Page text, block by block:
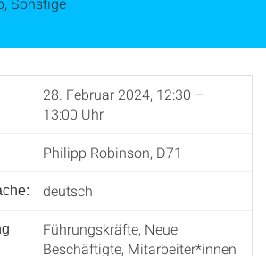
28. Februar 2024, 12:30 –
13:00 Uhr
Philipp Robinson, D71
deutsch
Führungskräfte, Neue
Beschäftigte, Mitarbeiter*innen